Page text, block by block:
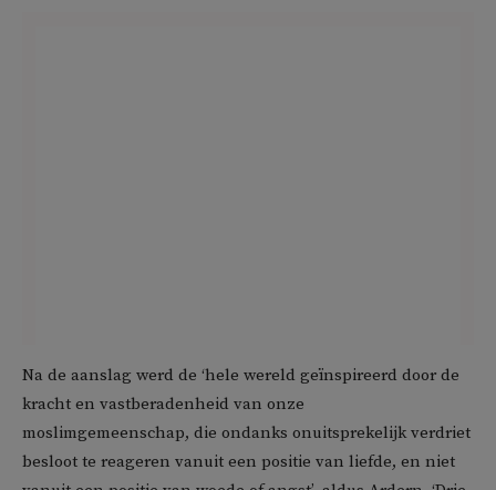
Na de aanslag werd de ‘hele wereld geïnspireerd door de
kracht en vastberadenheid van onze
moslimgemeenschap, die ondanks onuitsprekelijk verdriet
besloot te reageren vanuit een positie van liefde, en niet